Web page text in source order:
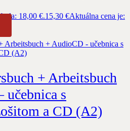
18,00 €.15,30 €Aktuálna cena je:
+ Arbeitsbuch
učebnica s
a CD (A2)